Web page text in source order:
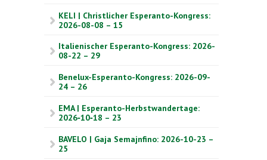
KELI | Christlicher Esperanto-Kongress:
2026-08-08 – 15
Italienischer Esperanto-Kongress: 2026-
08-22 – 29
Benelux-Esperanto-Kongress: 2026-09-
24 – 26
EMA | Esperanto-Herbstwandertage:
2026‑10‑18 – 23
BAVELO | Gaja Semajnfino: 2026-10-23 –
25